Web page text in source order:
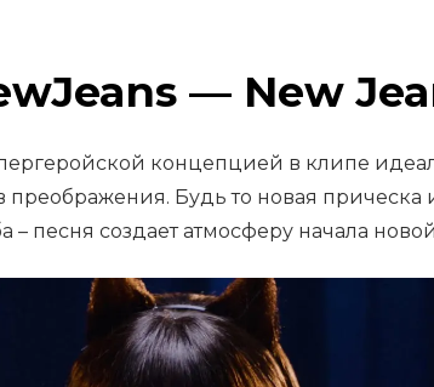
— New
концепцией в клипе
преображения. Будь то новая прическа
– песня создает атмосферу начала